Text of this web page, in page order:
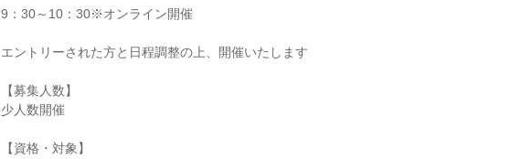
9：30～10：30※オンライン開催
エントリーされた方と日程調整の上、開催いたします
【募集人数】
少人数開催
【資格・対象】